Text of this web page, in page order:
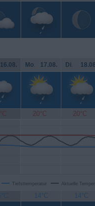
16.08. Mo. 17.08. Di.
20°C 20°C
Tiefsttemperatur Aktuelle
14°C 14°C